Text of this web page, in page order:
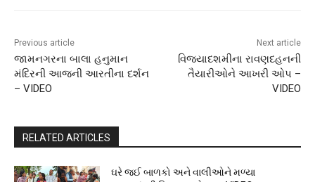
Previous article
જામનગરના બાલા હનુમાન
મંદિરની આજની આરતીના દર્શન
– VIDEO
Next article
વિજયાદશમીના રાવણદહનની
તૈયારીઓને આખરી ઓપ –
VIDEO
RELATED ARTICLES
ઘરે જઈ બાળકો અને વાલીઓને મળ્યા